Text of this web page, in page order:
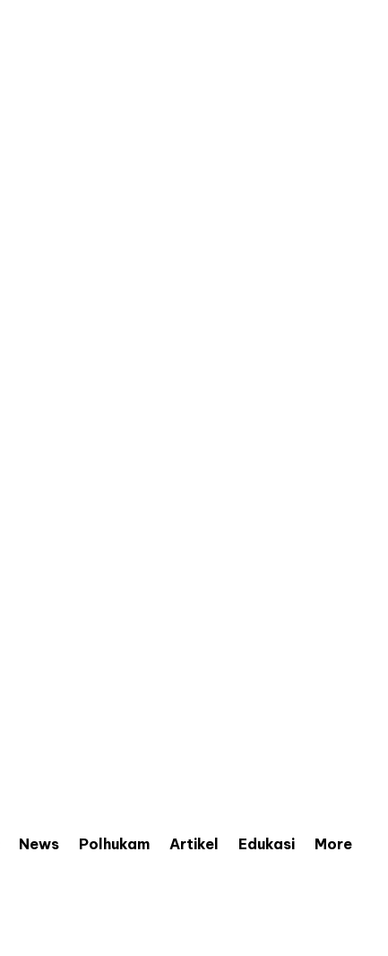
News Polhukam Artikel Edukasi More